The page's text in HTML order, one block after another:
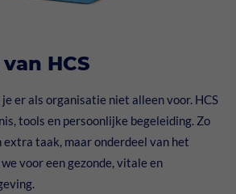
HCS
er als organisatie niet alleen voor. HCS
tools en persoonlijke begeleiding. Zo
taak, maar onderdeel van het
voor een gezonde, vitale en